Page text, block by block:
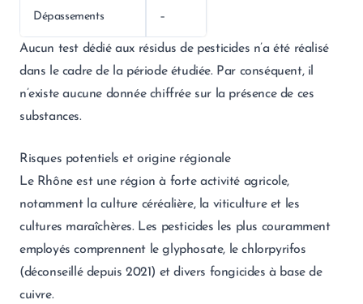
Dépassements –
Aucun test dédié aux résidus de pesticides n’a été réalisé
dans le cadre de la période étudiée. Par conséquent, il
n’existe aucune donnée chiffrée sur la présence de ces
substances.
Risques potentiels et origine régionale
Le Rhône est une région à forte activité agricole,
notamment la culture céréalière, la viticulture et les
cultures maraîchères. Les pesticides les plus couramment
employés comprennent le glyphosate, le chlorpyrifos
(déconseillé depuis 2021) et divers fongicides à base de
cuivre.